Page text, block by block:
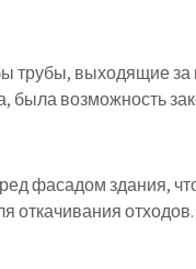
трубы, выходящие
была возможность
фасадом здания,
откачивания отходов.